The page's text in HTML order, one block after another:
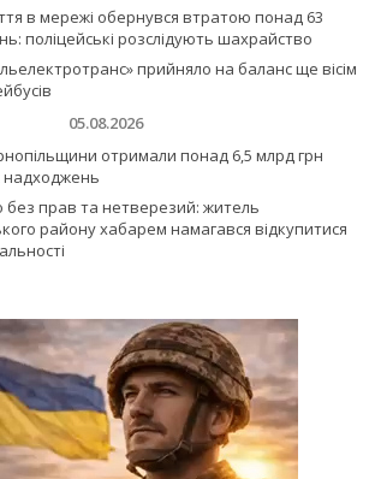
в мережі обернувся втратою понад 63
поліцейські розслідують шахрайство
прийняло на баланс ще вісім
05.08.2026
отримали понад 6,5 млрд грн
без прав та нетверезий: житель
району хабарем намагався відкупитися